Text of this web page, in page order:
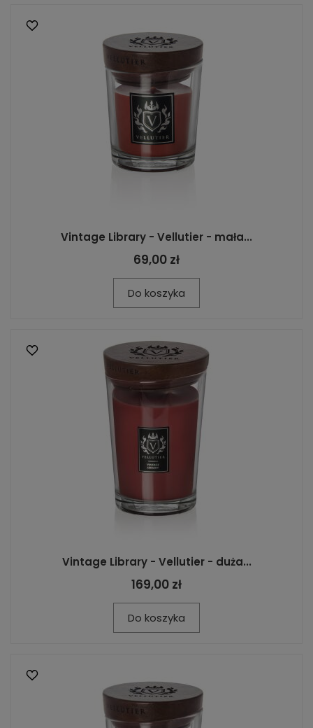
Vintage Library - Vellutier - mała...
69,00 zł
Do koszyka
Vintage Library - Vellutier - duża...
169,00 zł
Do koszyka